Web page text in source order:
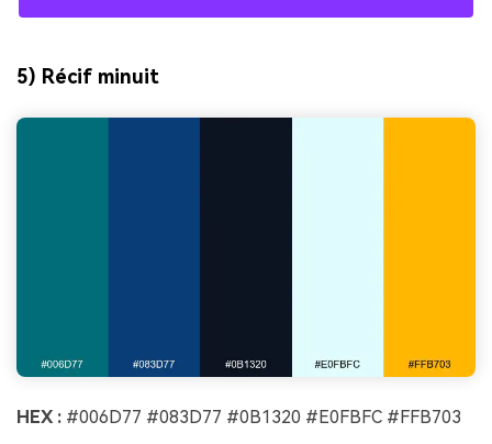
5) Récif minuit
HEX : #006D77 #083D77 #0B1320 #E0FBFC #FFB703